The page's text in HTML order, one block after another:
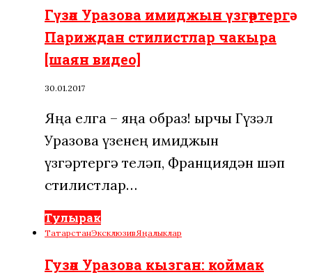
Гүзәл Уразова имиджын үзгәртергә
Париждан стилистлар чакыра
[шаян видео]
30.01.2017
Яңа елга – яңа образ! Җырчы Гүзәл
Уразова үзенең имиджын
үзгәртергә теләп, Франциядән шәп
стилистлар…
Тулырак
ТатарстанЭксклюзивЯңалыклар
Гузәл Уразова кызган: коймак